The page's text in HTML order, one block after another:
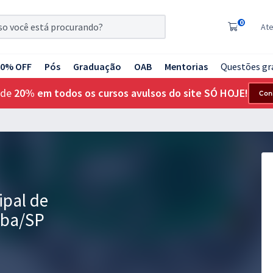
0
OFF Pós Graduação OAB Mentorias Questões
20% em todos os cursos avulsos do site SÓ HOJE!
de
SP